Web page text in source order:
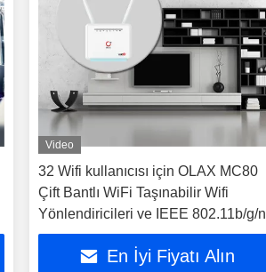
Video
32 Wifi kullanıcısı için OLAX MC80
Çift Bantlı WiFi Taşınabilir Wifi
Yönlendiricileri ve IEEE 802.11b/g/n
En İyi Fiyatı Alın